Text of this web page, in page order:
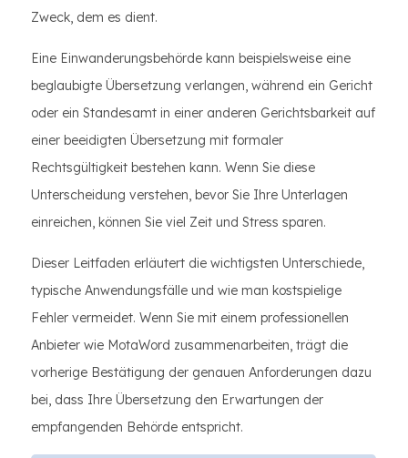
Zweck, dem es dient.
Eine Einwanderungsbehörde kann beispielsweise eine
beglaubigte Übersetzung verlangen, während ein Gericht
oder ein Standesamt in einer anderen Gerichtsbarkeit auf
einer beeidigten Übersetzung mit formaler
Rechtsgültigkeit bestehen kann. Wenn Sie diese
Unterscheidung verstehen, bevor Sie Ihre Unterlagen
einreichen, können Sie viel Zeit und Stress sparen.
Dieser Leitfaden erläutert die wichtigsten Unterschiede,
typische Anwendungsfälle und wie man kostspielige
Fehler vermeidet. Wenn Sie mit einem professionellen
Anbieter wie MotaWord zusammenarbeiten, trägt die
vorherige Bestätigung der genauen Anforderungen dazu
bei, dass Ihre Übersetzung den Erwartungen der
empfangenden Behörde entspricht.